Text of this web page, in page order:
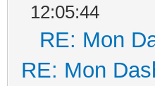
12:05:44
RE: Mon
RE: Mon